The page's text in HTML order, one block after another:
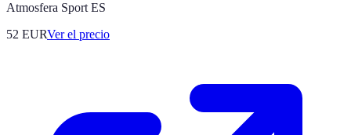
Atmosfera Sport ES
52 EURVer el precio